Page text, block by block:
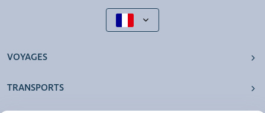
VOYAGES
TRANSPORTS